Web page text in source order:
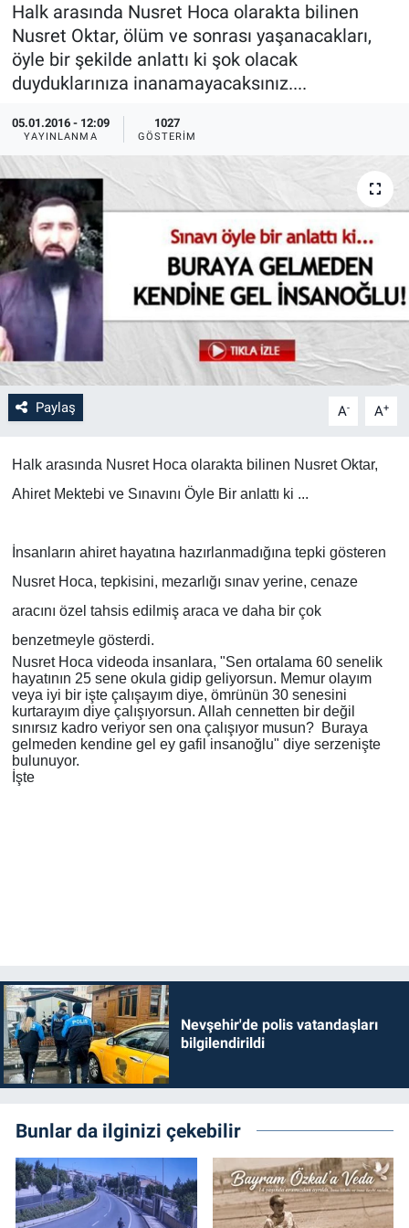
Halk arasında Nusret Hoca olarakta bilinen
Nusret Oktar, ölüm ve sonrası yaşanacakları,
öyle bir şekilde anlattı ki şok olacak
duyduklarınıza inanamayacaksınız....
05.01.2016 - 12:09
YAYINLANMA
1027
GÖSTERIM
Paylaş A- A+
Halk arasında Nusret Hoca olarakta bilinen Nusret Oktar,
Ahiret Mektebi ve Sınavını Öyle Bir anlattı ki ...
İnsanların ahiret hayatına hazırlanmadığına tepki gösteren
Nusret Hoca, tepkisini, mezarlığı sınav yerine, cenaze
aracını özel tahsis edilmiş araca ve daha bir çok
benzetmeyle gösterdi.
Nusret Hoca videoda insanlara, "Sen ortalama 60 senelik
hayatının 25 sene okula gidip geliyorsun. Memur olayım
veya iyi bir işte çalışayım diye, ömrünün 30 senesini
kurtarayım diye çalışıyorsun. Allah cennetten bir değil
sınırsız kadro veriyor sen ona çalışıyor musun? Buraya
gelmeden kendine gel ey gafil insanoğlu" diye serzenişte
bulunuyor.
İşte
Nevşehir'de polis vatandaşları
bilgilendirildi
Bunlar da ilginizi çekebilir
Sağlık
Yerel
Genel
Asayiş
İlan - Duyuru- Mesaj
Türkiye Gündemi
Sizden Gelenler
Yaşam
Sağlık
Eğitim
Kültür
3.Sayfa
Medya
Teknoloji
Röportaj
Kayseri
Niğde
Aksaray
Kırşehir
Magazin
Çevre
İlan - Duyuru- Mesaj
Türkiye Gündemi
Sizden Gelenler